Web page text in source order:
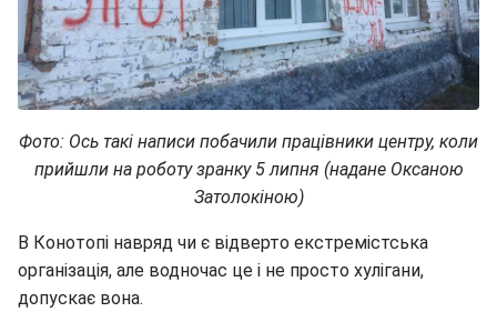
Фото: Ось такі написи побачили працівники центру, коли
прийшли на роботу зранку 5 липня (надане Оксаною
Затолокіною)
В Конотопі навряд чи є відверто екстремістська
організація, але водночас це і не просто хулігани,
допускає вона.